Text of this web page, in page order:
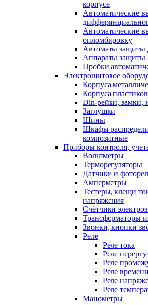
корпусе
Автоматические
Автоматические
опломбировку
Автоматы защиты
Аппараты защиты
Пробки
Электрощитовое
Корпуса
Корпуса
Din-рейки, замки,
Заглушки
Шины
Шкафы
композитные
Приборы контроля,
Вольтметры
Терморегуляторы
Датчики и
Амперметры
Тестеры, клещи
напряжения
Счётчики
Трансформаторы
Звонки, кнопки
Реле
Реле тока
Реле
Реле
Реле времени
Реле
Реле
Манометры